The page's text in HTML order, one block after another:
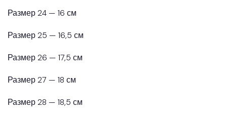
Размер 24 — 16 см
Размер 25 — 16,5 см
Размер 26 — 17,5 см
Размер 27 — 18 см
Размер 28 — 18,5 см